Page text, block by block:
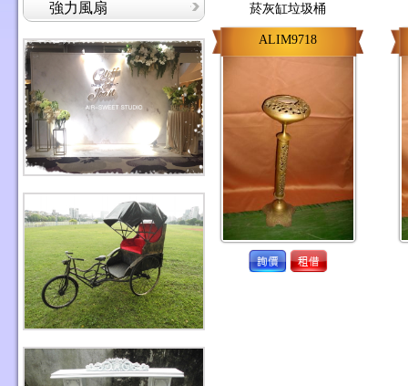
強力風扇
菸灰缸垃圾桶
ALIM9718